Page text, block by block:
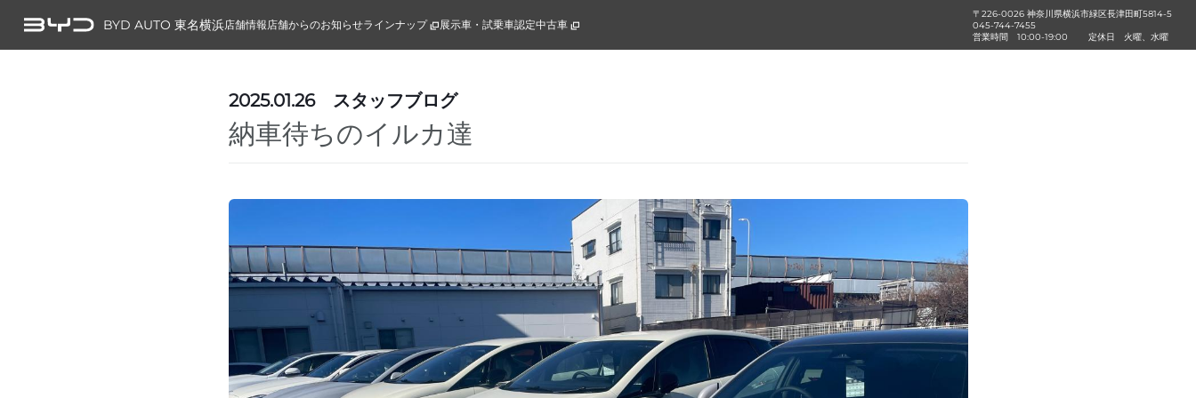
BYD AUTO 東名横浜店舗情報店舗からのお知らせラインナップ 展示車・試乗車認定中古車
〒226-0026 神奈川県横浜市緑区長津田町5814-5
045-744-7455
営業時間
10:00-19:00 定休日 火曜、水曜
2025.01.26 スタッフブログ
納車待ちのイルカ達